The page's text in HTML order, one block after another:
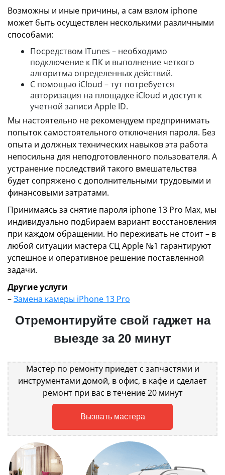
Возможны и иные причины, а сам взлом iphone
может быть осуществлен несколькими различными
способами:
Посредством ITunes – необходимо
подключение к ПК и выполнение четкого
алгоритма определенных действий.
С помощью iCloud – тут потребуется
авторизация на площадке iCloud и доступ к
учетной записи Apple ID.
Мы настоятельно не рекомендуем предпринимать
попыток самостоятельного отключения пароля. Без
опыта и должных технических навыков эта работа
непосильна для неподготовленного пользователя. А
устранение последствий такого вмешательства
будет сопряжено с дополнительными трудовыми и
финансовыми затратами.
Принимаясь за снятие пароля iphone 13 Pro Max, мы
индивидуально подбираем вариант восстановления
при каждом обращении. Но переживать не стоит – в
любой ситуации мастера СЦ Apple №1 гарантируют
успешное и оперативное решение поставленной
задачи.
Другие услуги
–Замена камеры iPhone 13 Pro
Отремонтируйте свой гаджет на
выезде за 20 минут
Мастер по ремонту приедет с запчастями и
инструментами домой, в офис, в кафе и сделает
ремонт при вас в течение 20 минут
Вызвать мастера